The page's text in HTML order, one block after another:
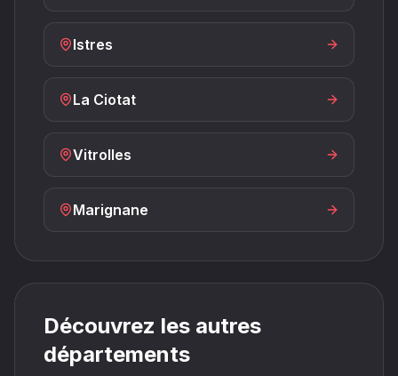
Istres
La Ciotat
Vitrolles
Marignane
Découvrez les autres
départements